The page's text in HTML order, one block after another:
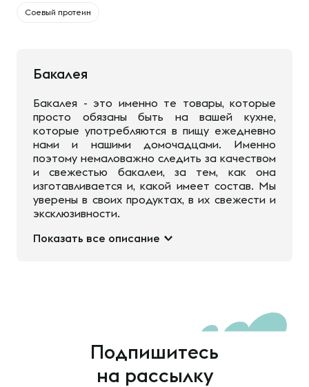
Соевый протеин
Бакалея
Бакалея - это именно те товары, которые
просто обязаны быть на вашей кухне,
которые употребляются в пищу ежедневно
нами и нашими домочадцами. Именно
поэтому немаловажно следить за качеством
и свежестью бакалеи, за тем, как она
изготавливается и, какой имеет состав. Мы
уверены в своих продуктах, в их свежести и
эксклюзивности.
Показать все описание
Подпишитесь
на рассылку